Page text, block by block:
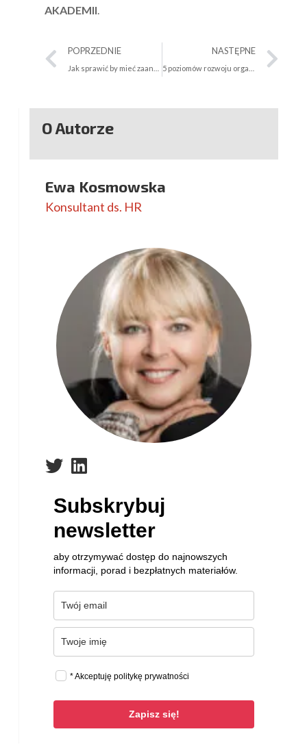
AKADEMII
Prev
POPRZEDNIE NASTĘPNE
O Autorze
Ewa Kosmowska
Konsultant ds. HR
Subskrybuj
newsletter
aby otrzymywać dostęp do najnowszych
informacji, porad i bezpłatnych materiałów.
* Akceptuję politykę prywatności
Zapisz się!